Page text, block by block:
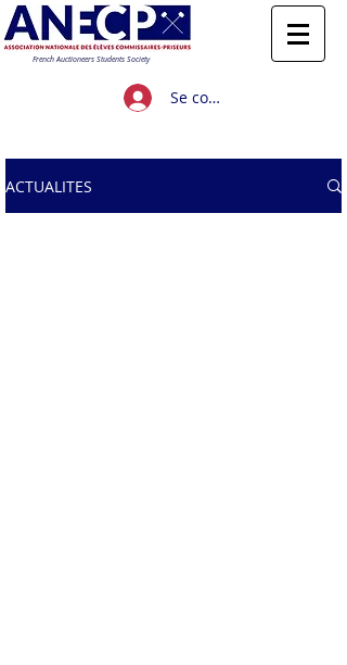
French Auctioneers Students Society
Se connecter
ACTUALITES